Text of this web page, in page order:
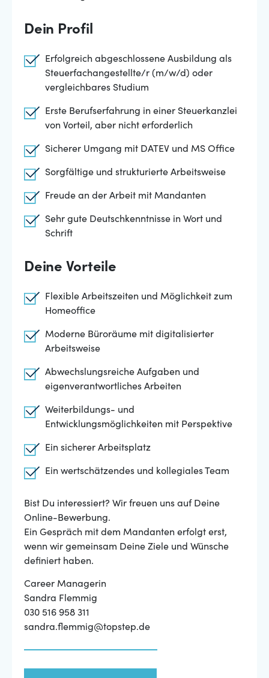
Dein Profil
Erfolgreich abgeschlossene Ausbildung als
Steuerfachangestellte/r (m/w/d) oder
vergleichbares Studium
Erste Berufserfahrung in einer Steuerkanzlei
von Vorteil, aber nicht erforderlich
Sicherer Umgang mit DATEV und MS Office
Sorgfältige und strukturierte Arbeitsweise
Freude an der Arbeit mit Mandanten
Sehr gute Deutschkenntnisse in Wort und
Schrift
Deine Vorteile
Flexible Arbeitszeiten und Möglichkeit zum
Homeoffice
Moderne Büroräume mit digitalisierter
Arbeitsweise
Abwechslungsreiche Aufgaben und
eigenverantwortliches Arbeiten
Weiterbildungs- und
Entwicklungsmöglichkeiten mit Perspektive
Ein sicherer Arbeitsplatz
Ein wertschätzendes und kollegiales Team
Bist Du interessiert? Wir freuen uns auf Deine
Online-Bewerbung.
Ein Gespräch mit dem Mandanten erfolgt erst,
wenn wir gemeinsam Deine Ziele und Wünsche
definiert haben.
Career Managerin
Sandra Flemmig
030 516 958 311
sandra.flemmig@topstep.de